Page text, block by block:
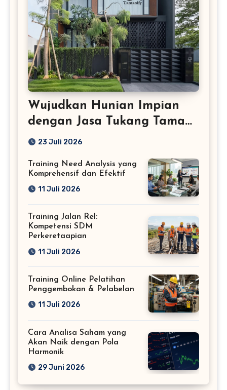
Wujudkan Hunian Impian
dengan Jasa Tukang Taman
Profesional
23 Juli 2026
Training Need Analysis yang
Komprehensif dan Efektif
11 Juli 2026
Training Jalan Rel:
Kompetensi SDM
Perkeretaapian
11 Juli 2026
Training Online Pelatihan
Penggembokan & Pelabelan
11 Juli 2026
Cara Analisa Saham yang
Akan Naik dengan Pola
Harmonik
29 Juni 2026